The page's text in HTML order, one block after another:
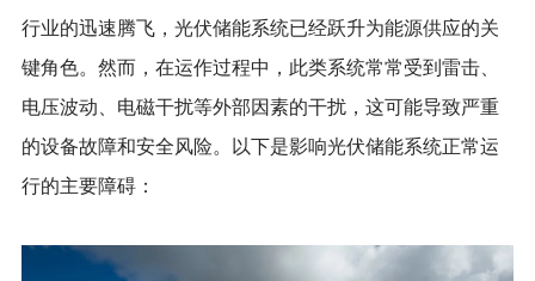
行业的迅速腾飞，光伏储能系统已经跃升为能源供应的关
键角色。然而，在运作过程中，此类系统常常受到雷击、
电压波动、电磁干扰等外部因素的干扰，这可能导致严重
的设备故障和安全风险。以下是影响光伏储能系统正常运
行的主要障碍：